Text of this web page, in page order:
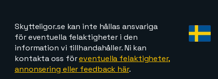
Skytteligor.se kan inte hållas ansvariga
för eventuella felaktigheter i den
information vi tillhandahåller. Ni kan
kontakta oss föreventuella felaktigheter,
annonsering eller feedback här.